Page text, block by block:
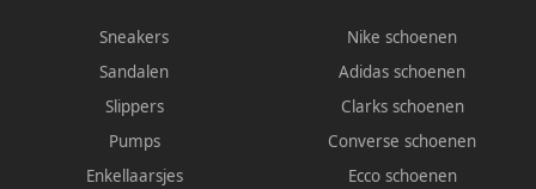
Sneakers
Sandalen
Slippers
Pumps
Enkellaarsjes
Nike schoenen
Adidas schoenen
Clarks schoenen
Converse schoenen
Ecco schoenen